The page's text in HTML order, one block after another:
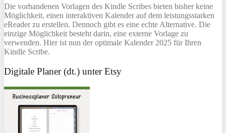
Die vorhandenen Vorlagen des Kindle Scribes bieten bisher keine
Möglichkeit, einen interaktiven Kalender auf dem leistungsstarken
eReader zu erstellen. Dennoch gibt es eine echte Alternative. Die
einzige Möglichkeit besteht darin, eine externe Vorlage zu
verwenden. Hier ist nun der optimale Kalender 2025 für Ihren
Kindle Scribe.
Digitale Planer (dt.) unter Etsy